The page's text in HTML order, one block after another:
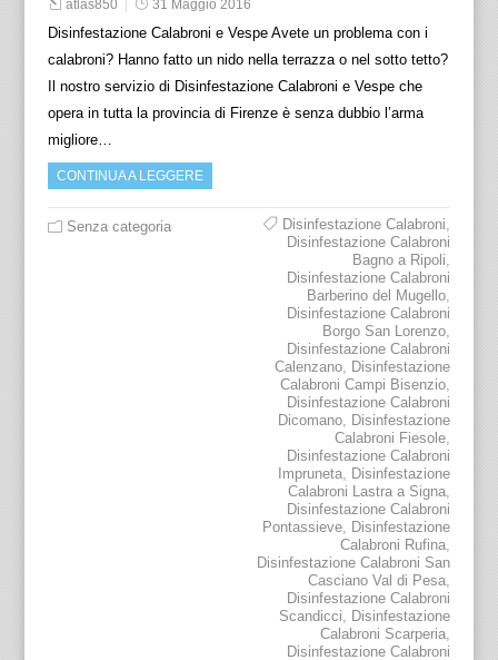
atlas850 31 Maggio 2016
Disinfestazione Calabroni e Vespe Avete un problema con i
calabroni? Hanno fatto un nido nella terrazza o nel sotto tetto?
Il nostro servizio di Disinfestazione Calabroni e Vespe che
opera in tutta la provincia di Firenze è senza dubbio l’arma
migliore…
CONTINUA A LEGGERE
Senza categoria Disinfestazione Calabroni
Disinfestazione Calabroni
Bagno a Ripoli
Disinfestazione Calabroni
Barberino del Mugello
Disinfestazione Calabroni
Borgo San Lorenzo
Disinfestazione Calabroni
Calenzano Disinfestazione
Calabroni Campi Bisenzio
Disinfestazione Calabroni
Dicomano Disinfestazione
Calabroni Fiesole
Disinfestazione Calabroni
Impruneta Disinfestazione
Calabroni Lastra a Signa
Disinfestazione Calabroni
Pontassieve Disinfestazione
Calabroni Rufina
Disinfestazione Calabroni San
Casciano Val di Pesa
Disinfestazione Calabroni
Scandicci
Disinfestazione
Calabroni Scarperia
Disinfestazione Calabroni